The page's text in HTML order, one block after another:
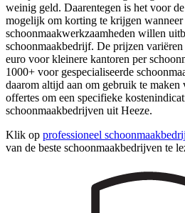
weinig geld. Daarentegen is het voor
mogelijk om korting te krijgen wanneer
schoonmaakwerkzaamheden willen
schoonmaakbedrijf. De prijzen variëren
euro voor kleinere kantoren per
1000+ voor gespecialiseerde
daarom altijd aan om gebruik te
offertes om een specifieke
schoonmaakbedrijven uit Heeze.
Klik op professioneel
van de beste schoonmaakbedrijven te